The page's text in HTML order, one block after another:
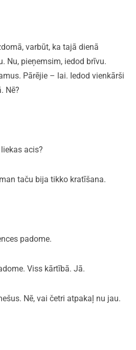
varbūt, ka tajā dienā
Nu, pieņemsim, iedod brīvu.
Pārējie – lai. Iedod vienkārši
Nē?
acis?
taču bija tikko kratīšana.
padome.
Viss kārtībā. Jā.
Nē, vai četri atpakaļ nu jau.